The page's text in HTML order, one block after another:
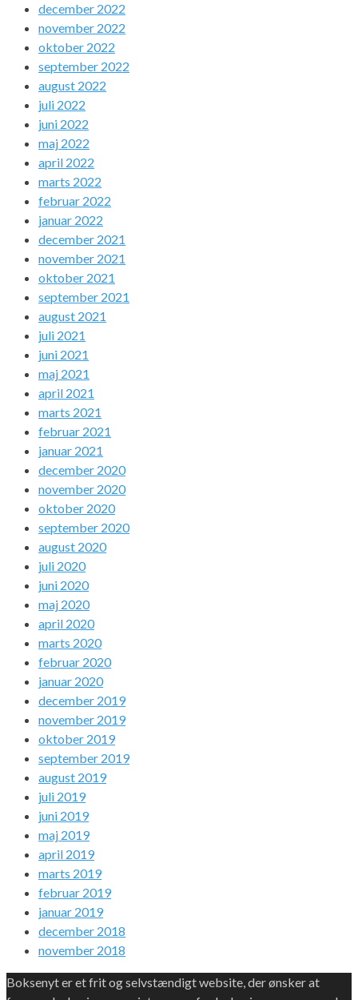
december 2022
november 2022
oktober 2022
september 2022
august 2022
juli 2022
juni 2022
maj 2022
april 2022
marts 2022
februar 2022
januar 2022
december 2021
november 2021
oktober 2021
september 2021
august 2021
juli 2021
juni 2021
maj 2021
april 2021
marts 2021
februar 2021
januar 2021
december 2020
november 2020
oktober 2020
september 2020
august 2020
juli 2020
juni 2020
maj 2020
april 2020
marts 2020
februar 2020
januar 2020
december 2019
november 2019
oktober 2019
september 2019
august 2019
juli 2019
juni 2019
maj 2019
april 2019
marts 2019
februar 2019
januar 2019
december 2018
november 2018
Boksenyt er et frit og selvstændigt website, der ønsker at